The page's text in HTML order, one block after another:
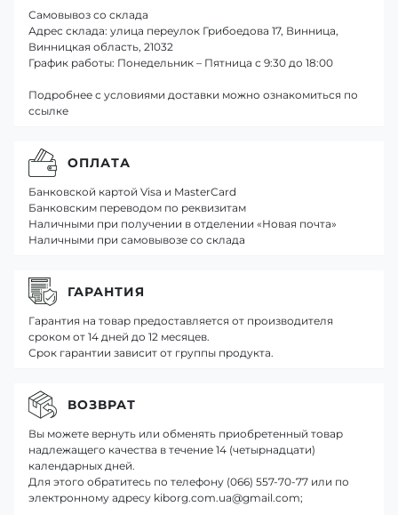
Самовывоз со склада
Адрес склада: улица переулок Грибоедова 17, Винница,
Винницкая область, 21032
График работы: Понедельник – Пятница с 9:30 до 18:00
Подробнее с условиями доставки можно ознакомиться по
ссылке
ОПЛАТА
Банковской картой Visa и MasterCard
Банковским переводом по реквизитам
Наличными при получении в отделении «Новая почта»
Наличными при самовывозе со склада
ГАРАНТИЯ
Гарантия на товар предоставляется от производителя
сроком от 14 дней до 12 месяцев.
Срок гарантии зависит от группы продукта.
ВОЗВРАТ
Вы можете вернуть или обменять приобретенный товар
надлежащего качества в течение 14 (четырнадцати)
календарных дней.
Для этого обратитесь по телефону (066) 557-70-77 или по
электронному адресу kiborg.com.ua@gmail.com;